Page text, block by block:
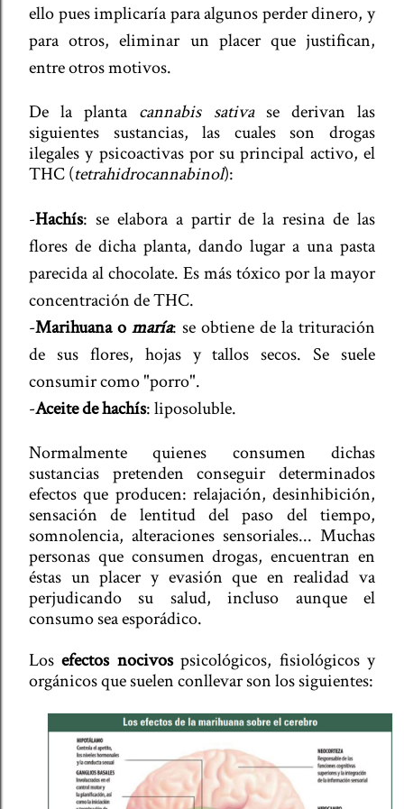
ello pues implicaría para algunos perder dinero, y
para otros, eliminar un placer que justifican,
entre otros motivos.
De la planta cannabis sativase derivan las
siguientes sustancias, las cuales son drogas
ilegales y psicoactivas por su principal activo, el
THC (tetrahidrocannabinol):
-Hachís: se elabora a partir de la resina de las
flores de dicha planta, dando lugar a una pasta
parecida al chocolate. Es más tóxico por la mayor
concentración de THC.
-Marihuana o maría: se obtiene de la trituración
de sus flores, hojas y tallos secos. Se suele
consumir como "porro".
-Aceite de hachís: liposoluble.
Normalmente quienes consumen dichas
sustancias pretenden conseguir determinados
efectos que producen: relajación, desinhibición,
sensación de lentitud del paso del tiempo,
somnolencia, alteraciones sensoriales... Muchas
personas que consumen drogas, encuentran en
éstas un placer y evasión que en realidad va
perjudicando su salud, incluso aunque el
consumo sea esporádico.
Losefectos nocivospsicológicos, fisiológicos y
orgánicos que suelen conllevar son los siguientes: